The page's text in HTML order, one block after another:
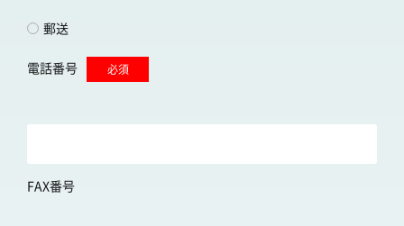
郵送
電話番号 必須
FAX番号